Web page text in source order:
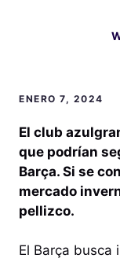
ENERO 7, 2024
El club
que podrían
Barça. Si se
mercado
pellizco.
El Barça busca